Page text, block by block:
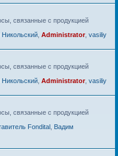
связанные с продукцией
Administrator, vasiliy
связанные с продукцией
Administrator, vasiliy
связанные с продукцией
Fondital Вадим